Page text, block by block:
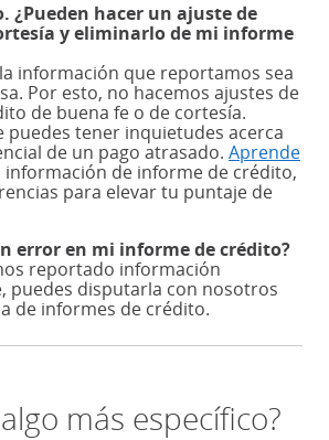
¿Pueden hacer un ajuste de
y eliminarlo de mi informe
información que reportamos sea
Por esto, no hacemos ajustes de
de buena fe o de cortesía.
puedes tener inquietudes acerca
de un pago atrasado. Aprende
información de informe de crédito,
para elevar tu puntaje de
error en mi informe de crédito?
reportado información
puedes disputarla con nosotros
de informes de crédito.
más específico?